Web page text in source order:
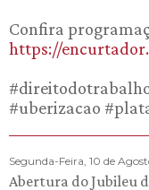
Confira
https://
#uberizacao
Segunda-Feira, 10 de
Abertura do Jubileu